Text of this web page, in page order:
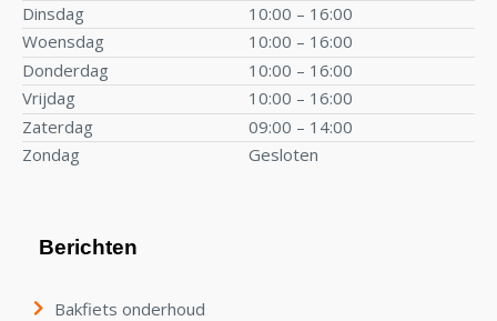
Dinsdag
10:00 – 16:00
Woensdag
10:00 – 16:00
Donderdag
10:00 – 16:00
Vrijdag
10:00 – 16:00
Zaterdag
09:00 – 14:00
Zondag
Gesloten
Berichten
Bakfiets onderhoud